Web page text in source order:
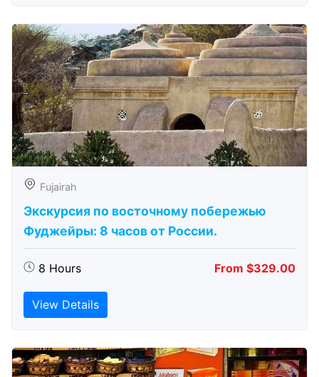
Fujairah
Экскурсия по восточному побережью
Фуджейры: 8 часов от России.
8 Hours From $329.00
View Details